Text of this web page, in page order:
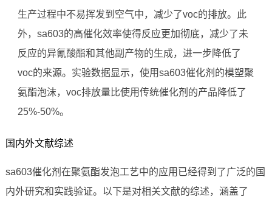
生产过程中不易挥发到空气中，减少了voc的排放。此
外，sa603的高催化效率使得反应更加彻底，减少了未
反应的异氰酸酯和其他副产物的生成，进一步降低了
voc的来源。实验数据显示，使用sa603催化剂的模塑聚
氨酯泡沫，voc排放量比使用传统催化剂的产品降低了
25%-50%。
国内外文献综述
sa603催化剂在聚氨酯发泡工艺中的应用已经得到了广泛的国
内外研究和实践验证。以下是对相关文献的综述，涵盖了